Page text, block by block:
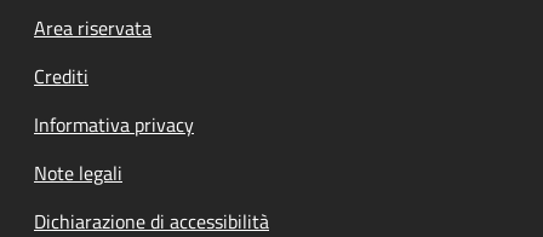
Footer menu
Area riservata
Crediti
Informativa privacy
Note legali
Dichiarazione di accessibilità